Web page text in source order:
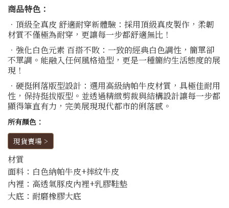
商品特色：
．頂級全真皮 舒適耐穿新體驗：採用頂級真皮製作，柔韌
材質不僅極為耐穿，更讓每一步都舒適無比！
．強化白色元素 百搭不敗：一致的經典白色調性，簡單卻
不單調。能融入任何風格造型，更是一種簡約生活態度的展
現！
．硬挺俐落版型設計：選用高級納帕牛皮材質，具極佳耐用
性，保持挺拔版型。並透過精緻剪裁與結構設計讓每一步都
顯得筆直有力，完美展現現代都市的俐落感。
所有顏色：
現貨賣場 >
材質
面料：白色納帕牛皮+摔紋牛皮
內裡：高透氣豚皮內裡+乳膠鞋墊
大底：耐磨橡膠大底